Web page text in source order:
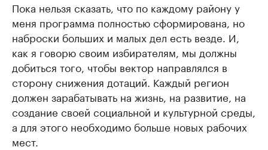
Пока нельзя сказать, что по каждому району у
меня программа полностью сформирована, но
наброски больших и малых дел есть везде. И,
как я говорю своим избирателям, мы должны
добиться того, чтобы вектор направлялся в
сторону снижения дотаций. Каждый регион
должен зарабатывать на жизнь, на развитие, на
создание своей социальной и культурной среды,
а для этого необходимо больше новых рабочих
мест.